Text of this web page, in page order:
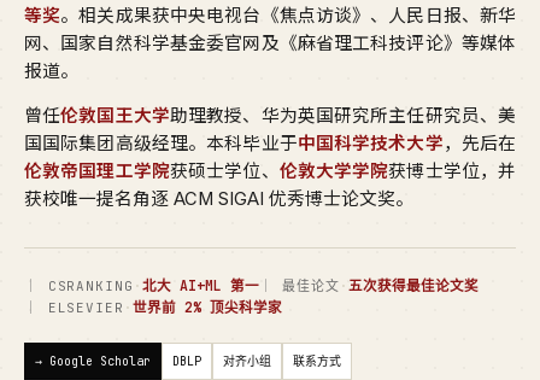
等奖。相关成果获中央电视台《焦点访谈》、人民日报、新华
网、国家自然科学基金委官网及《麻省理工科技评论》等媒体
报道。
曾任伦敦国王大学助理教授、华为英国研究所主任研究员、美
国国际集团高级经理。本科毕业于中国科学技术大学，先后在
伦敦帝国理工学院获硕士学位、 伦敦大学学院获博士学位，并
获校唯一提名角逐 ACM SIGAI 优秀博士论文奖。
｜ CSRANKING · 北大 AI+ML 第一｜ 最佳论文 · 五次获得最佳论文奖
｜ ELSEVIER · 世界前 2% 顶尖科学家
→ Google Scholar DBLP 对齐小组 联系方式